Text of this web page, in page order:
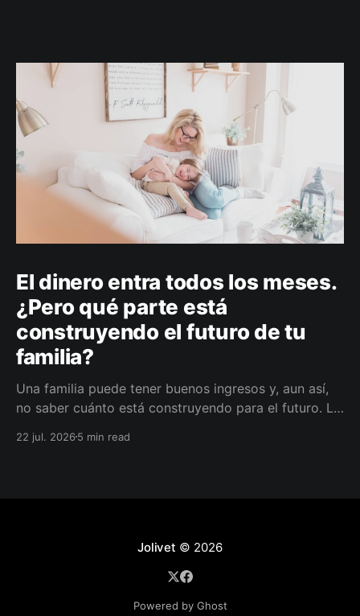
El dinero entra todos los meses.
¿Pero qué parte está
construyendo el futuro de tu
familia?
Una familia puede tener buenos ingresos y, aun así,
no saber cuánto está construyendo para el futuro. La
darle a cada parte del ingreso un propósito, un plazo
22 jul. 20265 min read
Jolivet © 2026
Powered by Ghost